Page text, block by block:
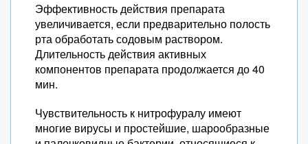
Эффективность действия препарата
увеличивается, если предварительно полость
рта обработать содовым раствором.
Длительность действия активных
компонентов препарата продолжается до 40
мин.
Чувствительность к нитрофуралу имеют
многие вирусы и простейшие, шарообразные